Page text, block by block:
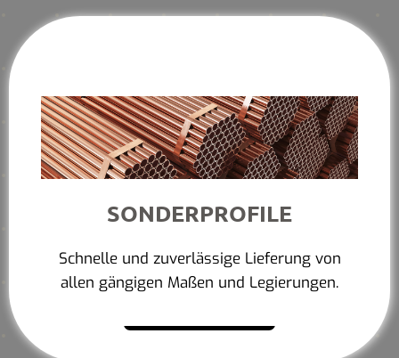
SONDERPROFILE
Schnelle und zuverlässige Lieferung von
allen gängigen Maßen und Legierungen.